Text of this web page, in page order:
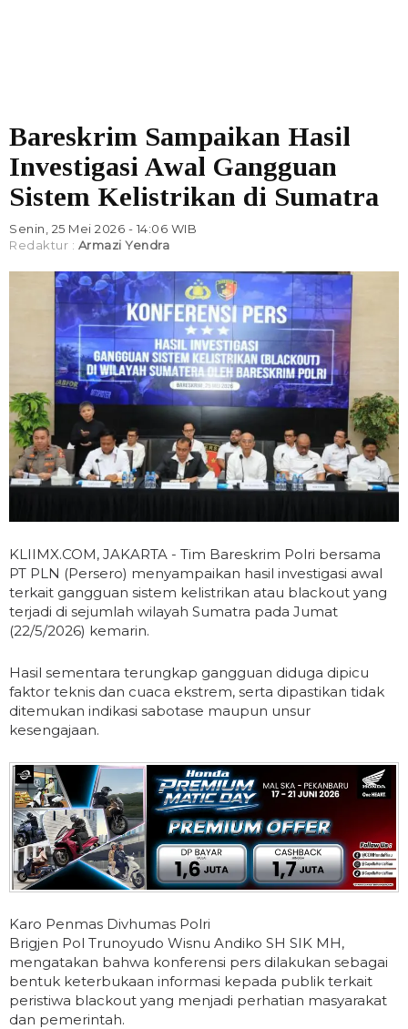
Bareskrim Sampaikan Hasil
Investigasi Awal Gangguan
Sistem Kelistrikan di Sumatra
Senin, 25 Mei 2026 - 14:06 WIB
Redaktur : Armazi Yendra
KLIIMX.COM, JAKARTA - Tim Bareskrim Polri bersama
PT PLN (Persero) menyampaikan hasil investigasi awal
terkait gangguan sistem kelistrikan atau blackout yang
terjadi di sejumlah wilayah Sumatra pada Jumat
(22/5/2026) kemarin.
Hasil sementara terungkap gangguan diduga dipicu
faktor teknis dan cuaca ekstrem, serta dipastikan tidak
ditemukan indikasi sabotase maupun unsur
kesengajaan.
Karo Penmas Divhumas Polri
Brigjen Pol Trunoyudo Wisnu Andiko SH SIK MH,
mengatakan bahwa konferensi pers dilakukan sebagai
bentuk keterbukaan informasi kepada publik terkait
peristiwa blackout yang menjadi perhatian masyarakat
dan pemerintah.